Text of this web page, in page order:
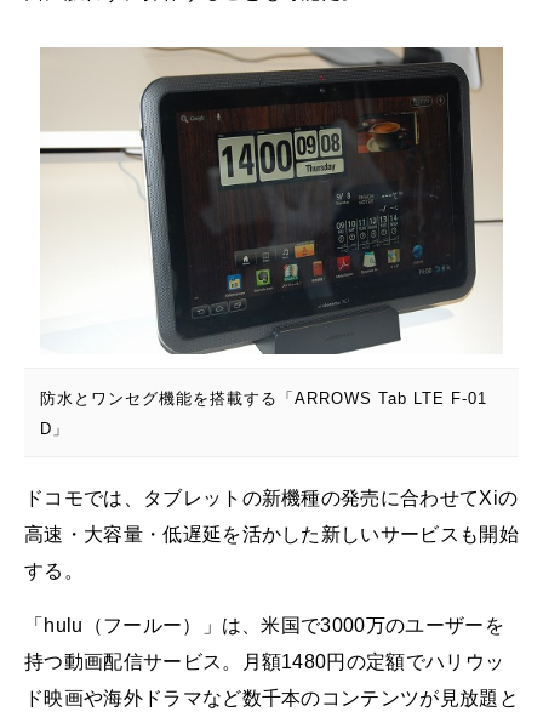
防水とワンセグ機能を搭載する「ARROWS Tab LTE F-01
D」
ドコモでは、タブレットの新機種の発売に合わせてXiの
高速・大容量・低遅延を活かした新しいサービスも開始
する。
「hulu（フールー）」は、米国で3000万のユーザーを
持つ動画配信サービス。月額1480円の定額でハリウッ
ド映画や海外ドラマなど数千本のコンテンツが見放題と